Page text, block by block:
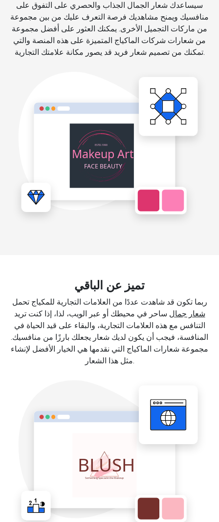
سيساعدك شعار الجمال الجذاب والحصري على التفوق على
منافسيك ويمنح مشاهديك فرصة التعرف عليك من بين مجموعة
من ماركات التجميل الأخرى. يمكنك العثور على أفضل مجموعة
من شعارات شركات الماكياج المتميزة على هذه المنصة والتي
تمكنك من تصميم شعار فريد قد يصور مكانة علامتك التجارية.
تميز عن الباقي
ربما تكون قد شاهدت عددًا من العلامات التجارية للمكياج تحمل
شعار جمال ساحر في محيطك أو عبر الويب، لذا، إذا كنت تريد
التنافس مع هذه العلامات التجارية، والبقاء على قيد الحياة في
المنافسة، فيجب أن يكون لديك شعار يجعلك بارزًا من منافسيك.
مجموعة شعارات الماكياج التي نقدمها هي الخيار الأفضل لإنشاء
مثل هذا الشعار.